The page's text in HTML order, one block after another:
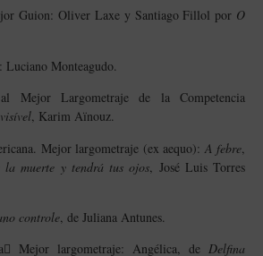
Guion: Oliver Laxe y Santiago Fillol por O
Monteagudo.
Mejor Largometraje de la Competencia
, Karim Aïnouz.
Mejor largometraje (ex aequo): A febre
la muerte y tendrá tus ojos , José Luis Torres
controle, de Juliana Antunes.
Mejor largometraje: Angélica, de Delfina